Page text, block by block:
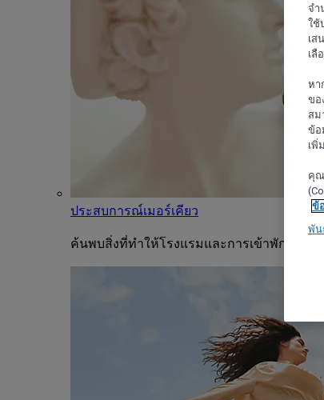
ประสบการณ์เมอร์เคียว
ค้นพบสิ่งที่ทำให้โรงแรมและการเข้าพักแต่ละค
จำ
ใช้
เส
เลื
หา
ขอ
สม
ข้อ
เพิ่
คุณ
ข้
พัน